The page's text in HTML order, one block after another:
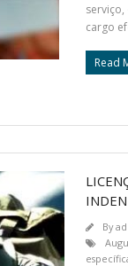
cargo
Read
By